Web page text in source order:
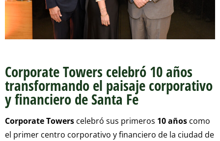
Corporate Towers celebró 10 años
transformando el paisaje corporativo
y financiero de Santa Fe
Corporate Towers celebró sus primeros 10 años como
el primer centro corporativo y financiero de la ciudad de